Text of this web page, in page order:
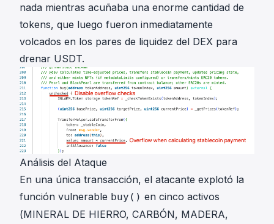
nada mientras acuñaba una enorme cantidad de
tokens, que luego fueron inmediatamente
volcados en los pares de liquidez del DEX para
drenar USDT.
Análisis del Ataque
En una única transacción, el atacante explotó la
función vulnerable buy() en cinco activos
(MINERAL DE HIERRO, CARBÓN, MADERA,